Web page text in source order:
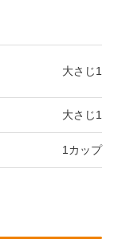
大さじ1
大さじ1
1カップ